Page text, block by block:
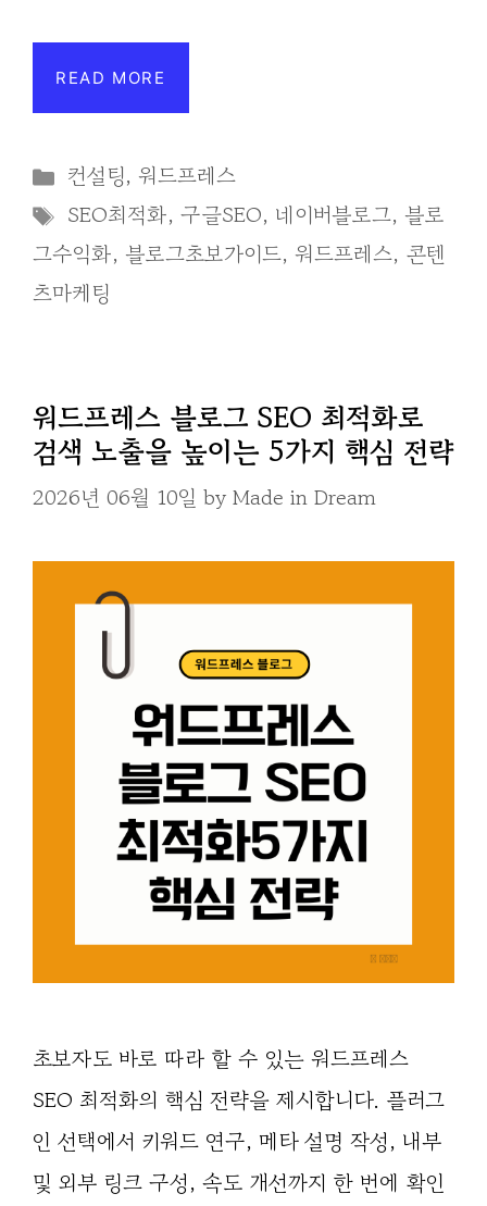
READ MORE
Categories
컨설팅, 워드프레스
Tags
SEO최적화, 구글SEO, 네이버블로그, 블로
그수익화, 블로그초보가이드, 워드프레스, 콘텐
츠마케팅
워드프레스 블로그 SEO 최적화로
검색 노출을 높이는 5가지 핵심 전략
2026년 06월 10일 by Made in Dream
초보자도 바로 따라 할 수 있는 워드프레스
SEO 최적화의 핵심 전략을 제시합니다. 플러그
인 선택에서 키워드 연구, 메타 설명 작성, 내부
및 외부 링크 구성, 속도 개선까지 한 번에 확인